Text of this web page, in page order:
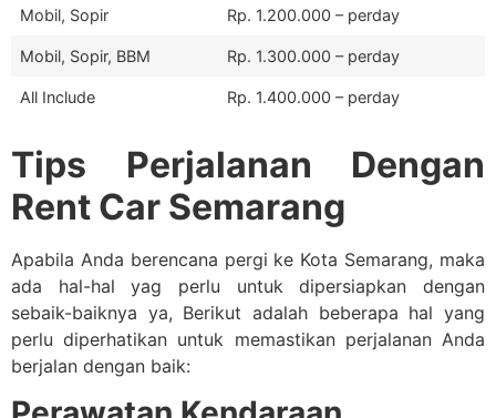
Mobil, Sopir Rp. 1.200.000 – perday
Mobil, Sopir, BBM Rp. 1.300.000 – perday
All Include Rp. 1.400.000 – perday
Tips Perjalanan Dengan
Rent Car Semarang
Apabila Anda berencana pergi ke Kota Semarang, maka
ada hal-hal yag perlu untuk dipersiapkan dengan
sebaik-baiknya ya, Berikut adalah beberapa hal yang
perlu diperhatikan untuk memastikan perjalanan Anda
berjalan dengan baik: